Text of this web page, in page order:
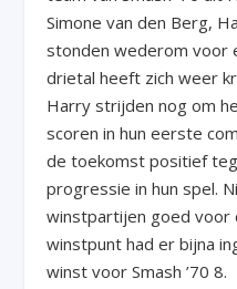
Simone van den Berg,
stonden wederom voor
drietal heeft zich weer
Harry strijden nog om
scoren in hun eerste
de toekomst positief
progressie in hun spel.
winstpartijen goed voor
winstpunt had er bijna
winst voor Smash ’70 8.